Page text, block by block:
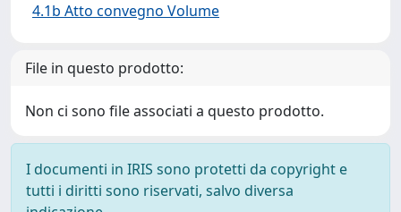
4.1b Atto convegno Volume
File in questo prodotto:
Non ci sono file associati a questo prodotto.
I documenti in IRIS sono protetti da copyright e
tutti i diritti sono riservati, salvo diversa